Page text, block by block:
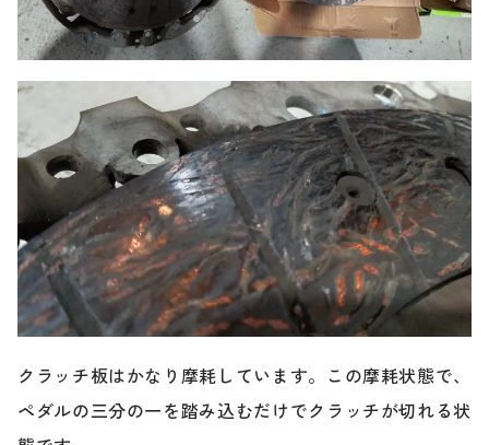
クラッチ板はかなり摩耗しています。この摩耗状態で、
ペダルの三分の一を踏み込むだけでクラッチが切れる状